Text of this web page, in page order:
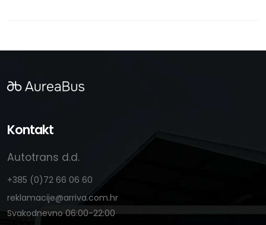
Kontakt
Autotrans d.d.
+385 (0)72 66 06 60
reklamacije@arriva.com.hr
Svakodnevno 06:00-22:00